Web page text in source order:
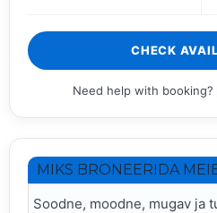
CHECK
Need help with booking?
MIKS BRONEERIDA
Soodne, moodne, mugav ja